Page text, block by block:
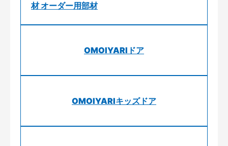
材 オーダー用部材
OMOIYARIドア
OMOIYARIキッズドア